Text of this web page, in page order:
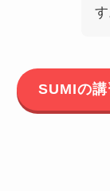
す
SUMIの